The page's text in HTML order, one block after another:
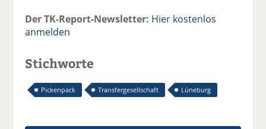
Der TK-Report-Newsletter: Hier kostenlos
anmelden
Stichworte
Pickenpack Transfergesellschaft Lüneburg